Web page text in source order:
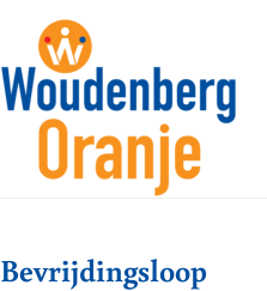
Bevrijdingsloop